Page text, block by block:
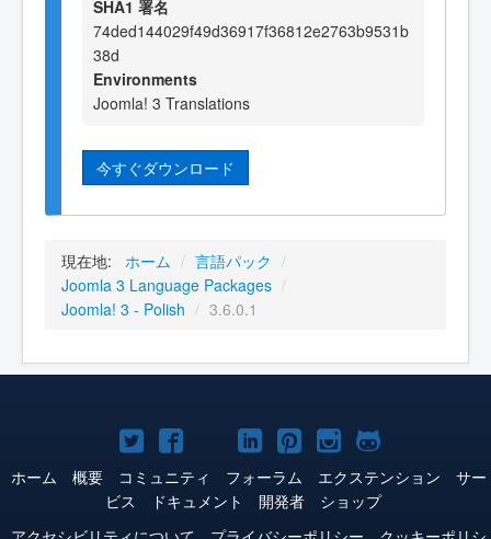
SHA1 署名
74ded144029f49d36917f36812e2763b9531b
38d
Environments
Joomla! 3 Translations
今すぐダウンロード
現在地: ホーム / 言語パック /
Joomla 3 Language Packages /
Joomla! 3 - Polish / 3.6.0.1
Joomla!
Twitter
Joomla!
Facebook
Joomla!
YouTube
Joomla!
LinkedIn
Joomla!
Pinterest
Joomla!
Instagram
Joomla!
GitHub
ホーム 概要 コミュニティ フォーラム エクステンション
サー
ビス
ドキュメント 開発者
ショップ